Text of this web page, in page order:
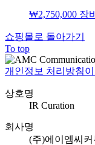
₩2,750,000 장
쇼핑몰로 돌아가기
To top
개인정보 처리방침
상호명
IR Curation
회사명
(주)에이엠씨커